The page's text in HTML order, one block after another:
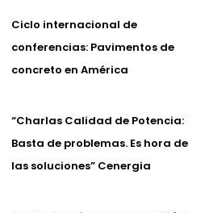
Ciclo internacional de
conferencias: Pavimentos de
concreto en América
“Charlas Calidad de Potencia:
Basta de problemas. Es hora de
las soluciones” Cenergia